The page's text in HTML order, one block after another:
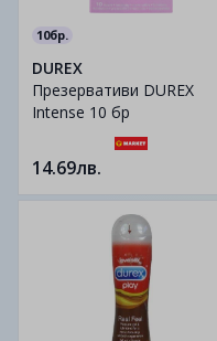
10бр.
DUREX
Презервативи DUREX
Intense 10 бр
14.69лв.